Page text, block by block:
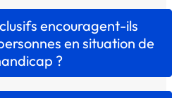
encouragent-ils
en situation de
?